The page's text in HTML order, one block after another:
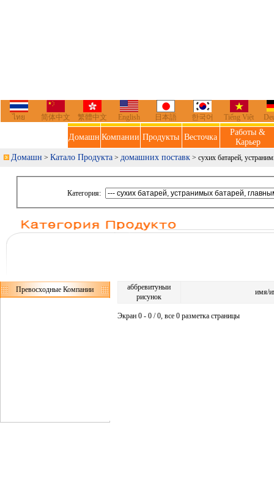
ไทย 简体中文 繁體中文 English 日本語 한국어 Tiếng Việt
Домашн Компании Продукты Весточка
Работы &
Карьер
Домашн > Катало Продукта > домашних поставк > сухих батарей,
Категория:
Превосходные Компании
аббревитуныи
рисунок
имя/
Экран 0 - 0 / 0, все 0 разметка страницы